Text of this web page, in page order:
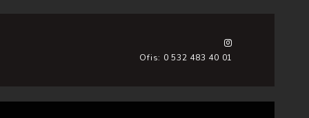
Ofis: 0 532 483 40 01